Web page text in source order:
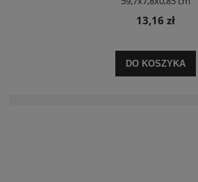
13,16 zł
DO KOSZYKA